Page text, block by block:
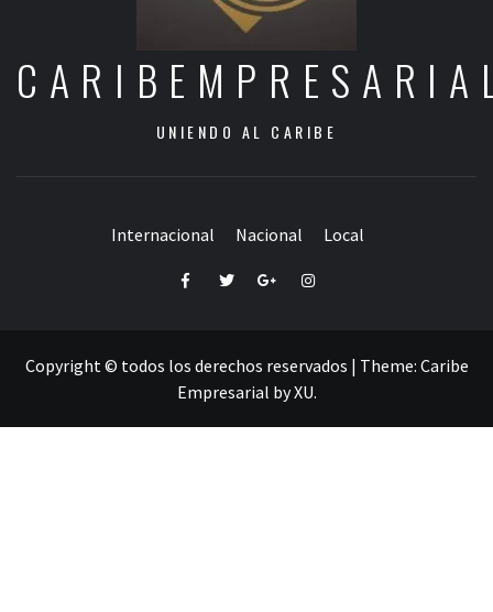
UNIENDO AL CARIBE
Internacional Nacional Local
FacebookTwitterGoogle+Instagram
Copyright © todos los derechos reservados | Theme: Caribe
Empresarial byXU.